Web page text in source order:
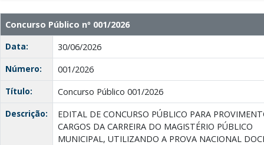
Concurso Público nº 001/2026
Data:
30/06/2026
Número:
001/2026
Título:
Concurso Público 001/2026
Descrição:
EDITAL DE CONCURSO PÚBLICO PARA
CARGOS DA CARREIRA DO MAGISTÉRIO PÚBLICO
MUNICIPAL, UTILIZANDO A PROVA NACIONAL